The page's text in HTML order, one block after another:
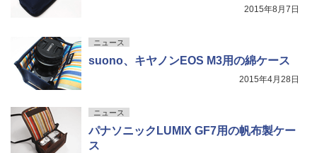
2015年8月7日
ニュース
suono、キヤノンEOS M3用の綿ケース
2015年4月28日
ニュース
パナソニックLUMIX GF7用の帆布製ケー
ス